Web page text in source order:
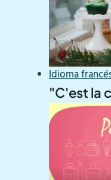
Idioma
"C'est la